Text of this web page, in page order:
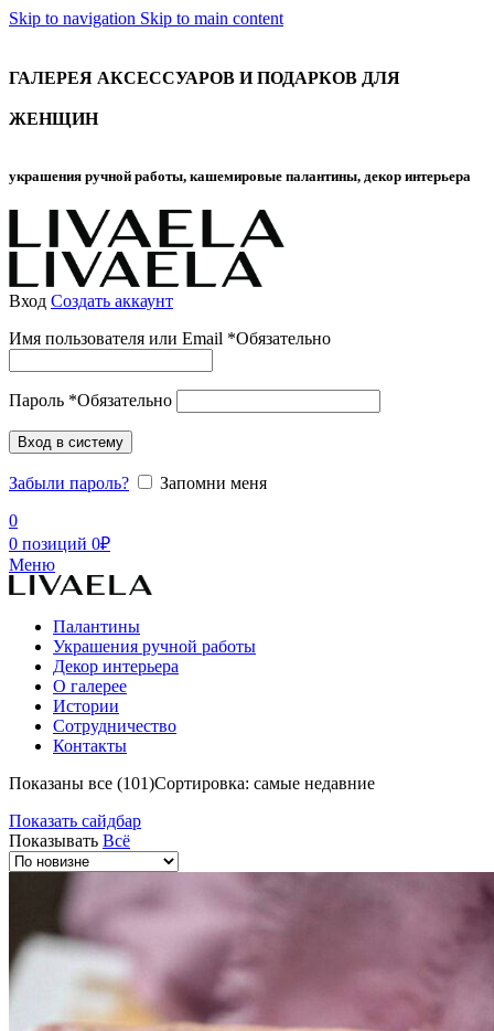
Skip to navigation Skip to main content
ГАЛЕРЕЯ АКСЕССУАРОВ И ПОДАРКОВ ДЛЯ
ЖЕНЩИН
украшения ручной работы, кашемировые палантины, декор интерьера
Вход Создать аккаунт
Имя пользователя или Email *Обязательно
Пароль *Обязательно
Вход в систему
Забыли пароль?
Запомни меня
0
0 позиций 0₽
Меню
Палантины
Украшения ручной работы
Декор интерьера
О галерее
Истории
Сотрудничество
Контакты
Показаны все (101)Сортировка: самые недавние
Показать сайдбар
Показывать Всё